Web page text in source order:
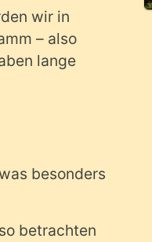
wir in
– also
lange
besonders
betrachten